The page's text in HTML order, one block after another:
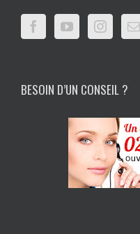
BESOIN D’UN CONSEIL ?